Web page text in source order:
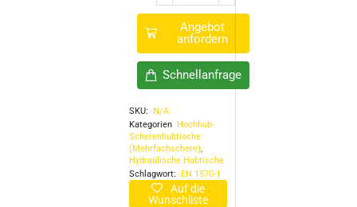
Angebot
anfordern
Schnellanfrage
SKU: N/A
Kategorien Hochhub-
Scherenhubtische
(Mehrfachschere),
Hydraulische Hubtische
Schlagwort: EN 1570-1
Auf die
Wunschliste